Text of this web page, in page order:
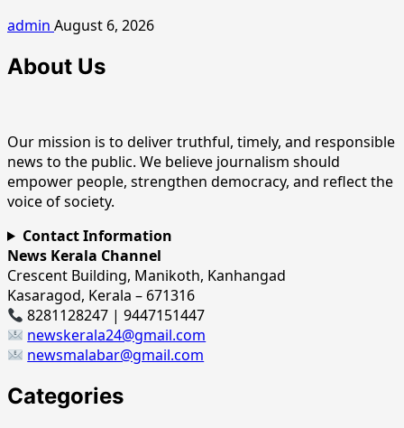
admin August 6, 2026
About Us
Our mission is to deliver truthful, timely, and responsible
news to the public. We believe journalism should
empower people, strengthen democracy, and reflect the
voice of society.
Contact Information
News Kerala Channel
Crescent Building, Manikoth, Kanhangad
Kasaragod, Kerala – 671316
8281128247 | 9447151447
newskerala24@gmail.com
newsmalabar@gmail.com
Categories